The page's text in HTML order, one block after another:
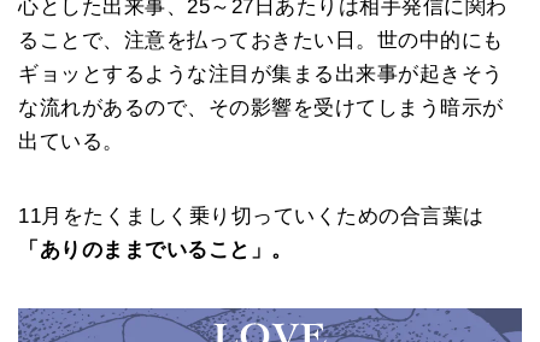
心とした出来事、25～27日あたりは相手発信に関わ
ることで、注意を払っておきたい日。世の中的にも
ギョッとするような注目が集まる出来事が起きそう
な流れがあるので、その影響を受けてしまう暗示が
出ている。
11月をたくましく乗り切っていくための合言葉は
「ありのままでいること」。